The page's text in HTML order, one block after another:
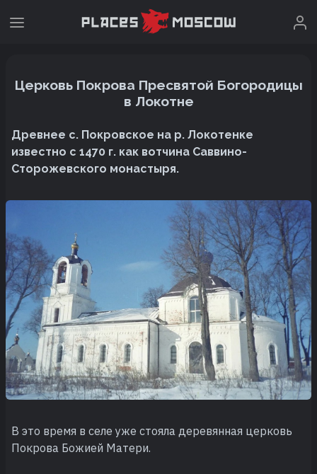
Церковь Покрова Пресвятой Богородицы
в Локотне
Древнее с. Покровское на р. Локотенке
известно с 1470 г. как вотчина Саввино-
Сторожевского монастыря.
В это время в селе уже стояла деревянная церковь
Покрова Божией Матери.